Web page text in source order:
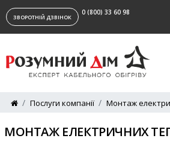
ЗВОРОТНІЙ ДЗВІНОК
0 (800) 33 60 98
Послуги компанії Монтаж
МОНТАЖ ЕЛЕКТРИЧНИХ